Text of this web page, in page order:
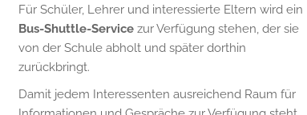
Für Schüler, Lehrer und interessierte Eltern wird ein
Bus-Shuttle-Servicezur Verfügung stehen, der sie
von der Schule abholt und später dorthin
zurückbringt.
Damit jedem Interessenten ausreichend Raum für